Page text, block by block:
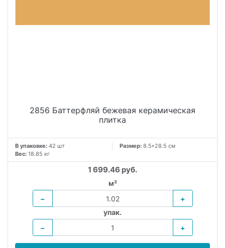
2856 Баттерфляй бежевая керамическая
плитка
В упаковке: 42 шт Размер: 8.5*28.5 см
Вес: 18.85 кг
1 699.46 руб.
м²
−
+
упак.
−
+